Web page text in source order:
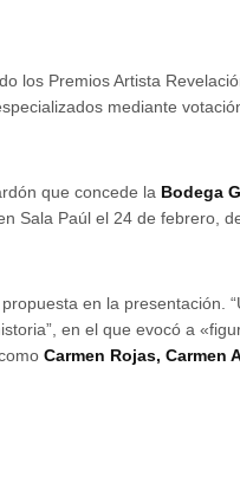
los Premios Artista
mediante
que concede la Bodega
Sala Paúl el 24 de febrero,
en la presentación.
en el que evocó a
Carmen Rojas, Carmen